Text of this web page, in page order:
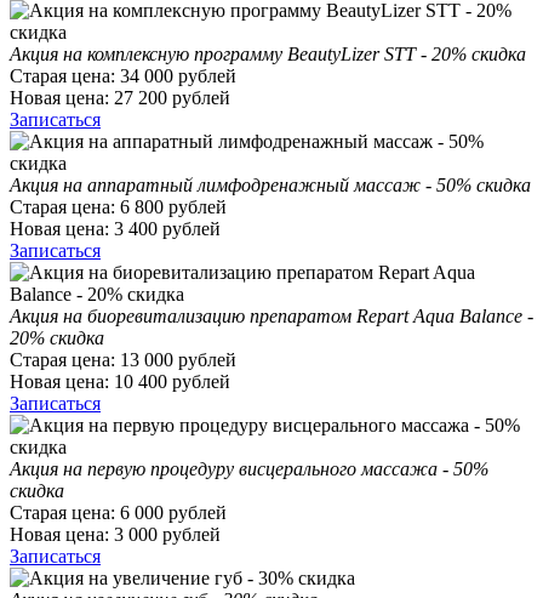
Акция на комплексную программу BeautyLizer STT - 20% скидка
Старая цена: 34 000 рублей
Новая цена: 27 200 рублей
Записаться
Акция на аппаратный лимфодренажный массаж - 50% скидка
Старая цена: 6 800 рублей
Новая цена: 3 400 рублей
Записаться
Акция на биоревитализацию препаратом Repart Aqua Balance -
20% скидка
Старая цена: 13 000 рублей
Новая цена: 10 400 рублей
Записаться
Акция на первую процедуру висцерального массажа - 50%
скидка
Старая цена: 6 000 рублей
Новая цена: 3 000 рублей
Записаться